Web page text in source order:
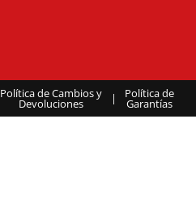
Política de Cambios y
Devoluciones | Política de
Garantías